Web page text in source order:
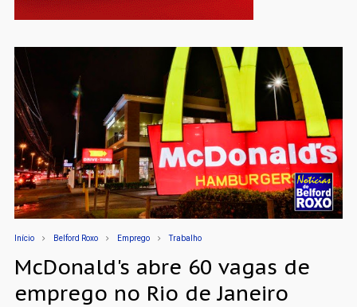
Início Belford Roxo Emprego Trabalho
McDonald's abre 60 vagas de
emprego no Rio de Janeiro